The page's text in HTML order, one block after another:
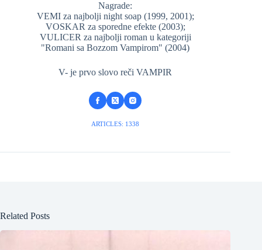
Nagrade:
VEMI za najbolji night soap (1999, 2001);
VOSKAR za sporedne efekte (2003);
VULICER za najbolji roman u kategoriji
"Romani sa Bozzom Vampirom" (2004)
V- je prvo slovo reči VAMPIR
ARTICLES: 1338
Related Posts